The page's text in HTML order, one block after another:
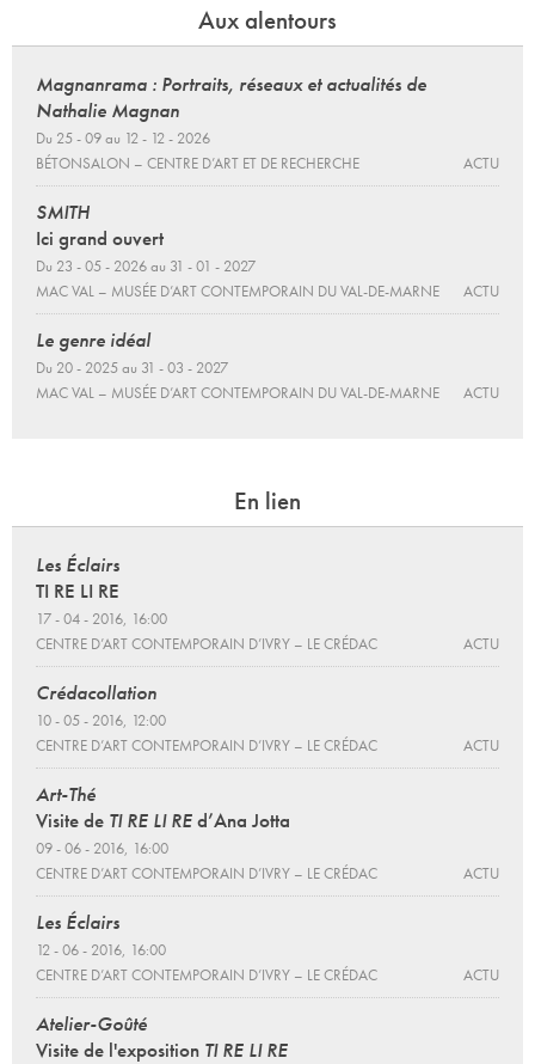
Aux alentours
Magnanrama : Portraits, réseaux et actualités de
Nathalie Magnan
Du 25 - 09 au 12 - 12 - 2026
BÉTONSALON – CENTRE D’ART ET DE RECHERCHE
ACTU
SMITH
Ici grand ouvert
Du 23 - 05 - 2026 au 31 - 01 - 2027
MAC VAL – MUSÉE D’ART CONTEMPORAIN DU VAL-DE-MARNE
ACTU
Le genre idéal
Du 20 - 2025 au 31 - 03 - 2027
MAC VAL – MUSÉE D’ART CONTEMPORAIN DU VAL-DE-MARNE
ACTU
En lien
Les Éclairs
TI RE LI RE
17 - 04 - 2016, 16:00
CENTRE D’ART CONTEMPORAIN D’IVRY – LE CRÉDAC
ACTU
Crédacollation
10 - 05 - 2016, 12:00
CENTRE D’ART CONTEMPORAIN D’IVRY – LE CRÉDAC
ACTU
Art-Thé
Visite de TI RE LI REd’Ana Jotta
09 - 06 - 2016, 16:00
CENTRE D’ART CONTEMPORAIN D’IVRY – LE CRÉDAC
ACTU
Les Éclairs
12 - 06 - 2016, 16:00
CENTRE D’ART CONTEMPORAIN D’IVRY – LE CRÉDAC
ACTU
Atelier-Goûté
Visite de l'exposition TI RE LI RE